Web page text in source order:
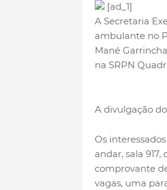
[ad_1]
A Secretaria
ambulante no
Mané
na SRPN
A divulgação
Os
andar, sala
comprovante
vagas, uma